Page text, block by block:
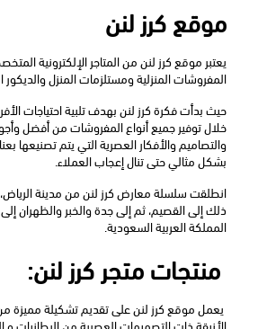
موقع كرز لنن
المفروشات المنزلية ومستلزمات المنزل والديكور
بشكل مثالي حتى تنال إعجاب العملاء.
المملكة العربية السعودية.
منتجات متجر كرز لنن: